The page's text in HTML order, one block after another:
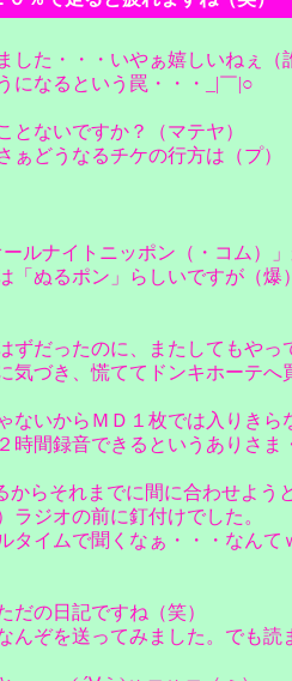
た・・・いやぁ嬉しいねぇ（
になるという罠・・・_|￣|○
ないですか？（マテヤ）
どうなるチケの行方は（プ）
ルナイトニッポン（・コム）
ぬるポン」らしいですが（爆）
だったのに、またしてもやっ
づき、慌ててドンキホーテへ
いからＭＤ１枚では入りきら
時間録音できるというありさま
からそれまでに間に合わせよう
ジオの前に釘付けでした。
タイムで聞くなぁ・・・なんて
だの日記ですね（笑）
ぞを送ってみました。でも読